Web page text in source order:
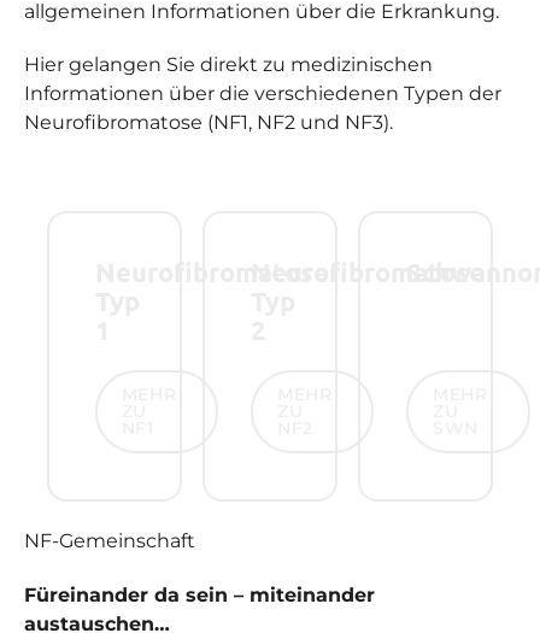
allgemeinen Informationen über die Erkrankung.
Hier gelangen Sie direkt zu medizinischen
Informationen über die verschiedenen Typen der
Neurofibromatose (NF1, NF2 und NF3).
NF-Gemeinschaft
Füreinander da sein – miteinander
austauschen…